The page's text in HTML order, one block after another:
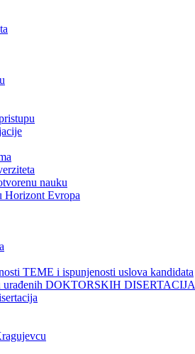
nauku
Horizont Evropa
TEME i ispunjenosti uslova kandidata
urađenih DOKTORSKIH DISERTACIJA